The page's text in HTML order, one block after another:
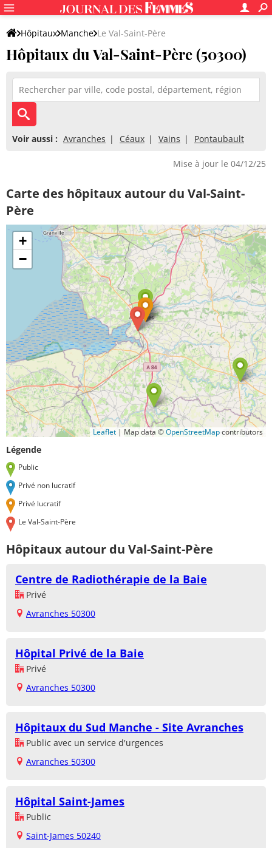
Hôpitaux Manche Le Val-Saint-Père
Hôpitaux du Val-Saint-Père (50300)
Voir aussi : Avranches Céaux Vains Pontaubault
Mise à jour le 04/12/25
Carte des hôpitaux autour du Val-Saint-
Père
+
−
Leaflet | Map data ©OpenStreetMapcontributors
Légende
Public
Privé non lucratif
Privé lucratif
Le Val-Saint-Père
Hôpitaux autour du Val-Saint-Père
Centre de Radiothérapie de la Baie
Privé
Avranches 50300
Hôpital Privé de la Baie
Privé
Avranches 50300
Hôpitaux du Sud Manche - Site Avranches
Public avec un service d'urgences
Avranches 50300
Hôpital Saint-James
Public
Saint-James 50240